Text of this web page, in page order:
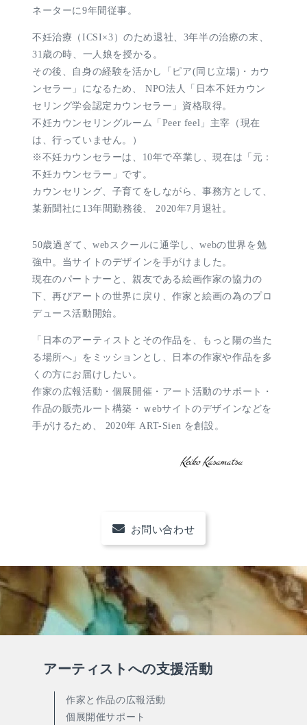
ネーターに9年間従事。
不妊治療（ICSI×3）のため退社、3年半の治療の末、
31歳の時、一人娘を授かる。
その後、自身の経験を活かし「ピア(同じ立場)・カウ
ンセラー」になるため、 NPO法人「日本不妊カウン
セリング学会認定カウンセラー」資格取得。
不妊カウンセリングルーム「Peer feel」主宰（現在
は、行っていません。）
※不妊カウンセラーは、10年で卒業し、現在は「元：
不妊カウンセラー」です。
カウンセリング、子育てをしながら、事務方として、
某新聞社に13年間勤務後、 2020年7月退社。
50歳過ぎて、webスクールに通学し、webの世界を勉
強中。当サイトのデザインを手がけました。
現在のパートナーと、親友である絵画作家の協力の
下、再びアートの世界に戻り、作家と絵画の為のプロ
デュース活動開始。
「日本のアーティストとその作品を、もっと陽の当た
る場所へ」をミッションとし、日本の作家や作品を多
くの方にお届けしたい。
作家の広報活動・個展開催・アート活動のサポート・
作品の販売ルート構築・ｗebサイトのデザインなどを
手がけるため、 2020年 ART-Sien を創設。
お問い合わせ
アーティストへの支援活動
作家と作品の広報活動
個展開催サポート